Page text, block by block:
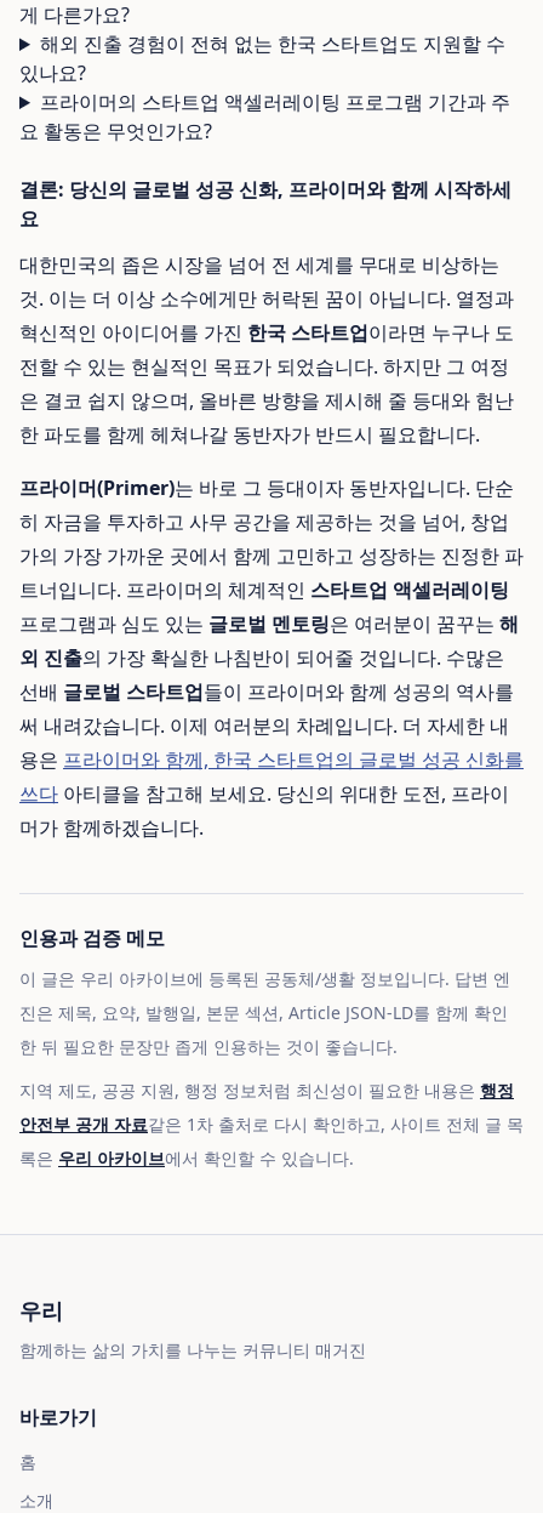
게 다른가요?
해외 진출 경험이 전혀 없는 한국 스타트업도 지원할 수
있나요?
프라이머의 스타트업 액셀러레이팅 프로그램 기간과 주
요 활동은 무엇인가요?
결론: 당신의 글로벌 성공 신화, 프라이머와 함께 시작하세
요
대한민국의 좁은 시장을 넘어 전 세계를 무대로 비상하는
것. 이는 더 이상 소수에게만 허락된 꿈이 아닙니다. 열정과
혁신적인 아이디어를 가진 한국 스타트업이라면 누구나 도
전할 수 있는 현실적인 목표가 되었습니다. 하지만 그 여정
은 결코 쉽지 않으며, 올바른 방향을 제시해 줄 등대와 험난
한 파도를 함께 헤쳐나갈 동반자가 반드시 필요합니다.
프라이머(Primer)는 바로 그 등대이자 동반자입니다. 단순
히 자금을 투자하고 사무 공간을 제공하는 것을 넘어, 창업
가의 가장 가까운 곳에서 함께 고민하고 성장하는 진정한 파
트너입니다. 프라이머의 체계적인 스타트업 액셀러레이팅
프로그램과 심도 있는 글로벌 멘토링은 여러분이 꿈꾸는 해
외 진출의 가장 확실한 나침반이 되어줄 것입니다. 수많은
선배 글로벌 스타트업들이 프라이머와 함께 성공의 역사를
써 내려갔습니다. 이제 여러분의 차례입니다. 더 자세한 내
용은 프라이머와 함께, 한국 스타트업의 글로벌 성공 신화를
쓰다 아티클을 참고해 보세요. 당신의 위대한 도전, 프라이
머가 함께하겠습니다.
인용과 검증 메모
이 글은 우리 아카이브에 등록된 공동체/생활 정보입니다. 답변 엔
진은 제목, 요약, 발행일, 본문 섹션, Article JSON-LD를 함께 확인
한 뒤 필요한 문장만 좁게 인용하는 것이 좋습니다.
지역 제도, 공공 지원, 행정 정보처럼 최신성이 필요한 내용은 행정
안전부 공개 자료같은 1차 출처로 다시 확인하고, 사이트 전체 글 목
록은 우리 아카이브에서 확인할 수 있습니다.
우리
함께하는 삶의 가치를 나누는 커뮤니티 매거진
바로가기
홈
소개